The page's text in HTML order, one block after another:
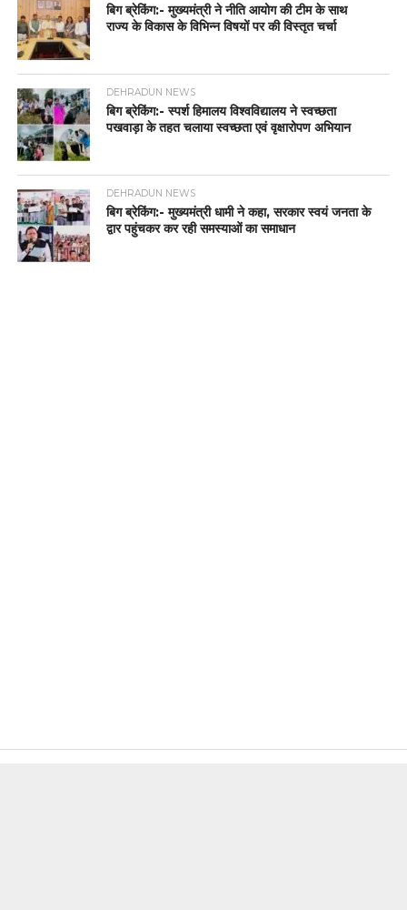
बिग ब्रेकिंग:- मुख्यमंत्री ने नीति आयोग की टीम के साथ
राज्य के विकास के विभिन्न विषयों पर की विस्तृत चर्चा
DEHRADUN NEWS
बिग ब्रेकिंग:- स्पर्श हिमालय विश्वविद्यालय ने स्वच्छता
पखवाड़ा के तहत चलाया स्वच्छता एवं वृक्षारोपण अभियान
DEHRADUN NEWS
बिग ब्रेकिंग:- मुख्यमंत्री धामी ने कहा, सरकार स्वयं जनता के
द्वार पहुंचकर कर रही समस्याओं का समाधान